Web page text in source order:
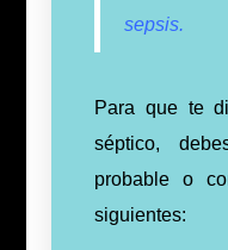
sepsis.
Para que te
séptico,
probable o
siguientes: